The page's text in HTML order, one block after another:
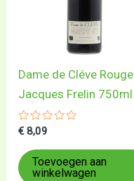
Dame de Cléve Rouge
Jacques Frelin 750ml
Gewaardeerd
uit
5
€ 8,09
Toevoegen aan
winkelwagen